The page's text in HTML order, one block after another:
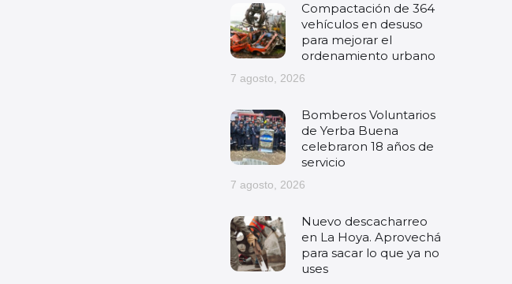
Compactación de 364
vehículos en desuso
para mejorar el
ordenamiento urbano
7 agosto, 2026
Bomberos Voluntarios
de Yerba Buena
celebraron 18 años de
servicio
7 agosto, 2026
Nuevo descacharreo
en La Hoya. Aprovechá
para sacar lo que ya no
uses